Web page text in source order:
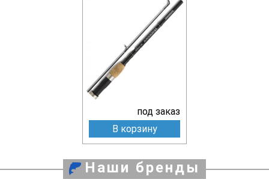
под заказ
В корзину
Наши бренды